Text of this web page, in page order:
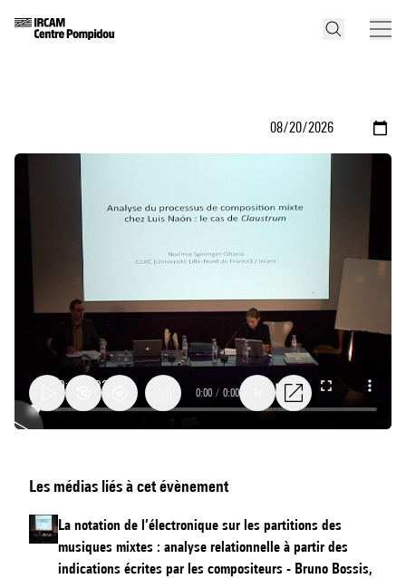
du
processus
de
composition
0:00 / 0:00
Les médias liés à cet évènement
La notation de l’électronique sur les partitions des
musiques mixtes : analyse relationnelle à partir des
indications écrites par les compositeurs - Bruno Bossis,